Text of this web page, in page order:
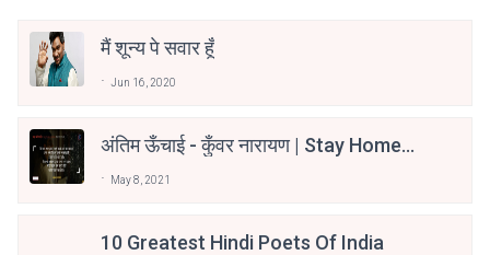
मैं शून्य पे सवार हूँ
Jun 16, 2020
अंतिम ऊँचाई - कुँवर नारायण | Stay Home
May 8, 2021
10 Greatest Hindi Poets Of India